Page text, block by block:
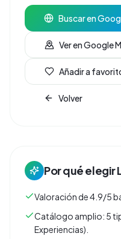
Buscar en
Ver en Google
Añadir a
Volver
Por qué elegir
Valoración de 4.9/5
Catálogo amplio: 5
Experiencias).